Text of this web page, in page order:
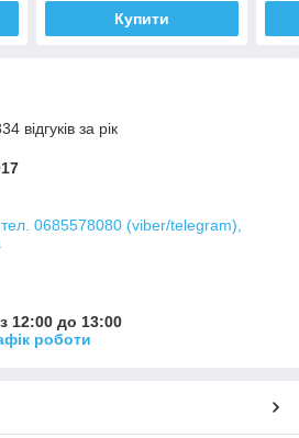
Купити
відгуків за рік
0685578080 (viber/telegram),
12:00 до 13:00
роботи